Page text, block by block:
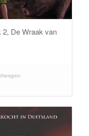
2, De Wraak van